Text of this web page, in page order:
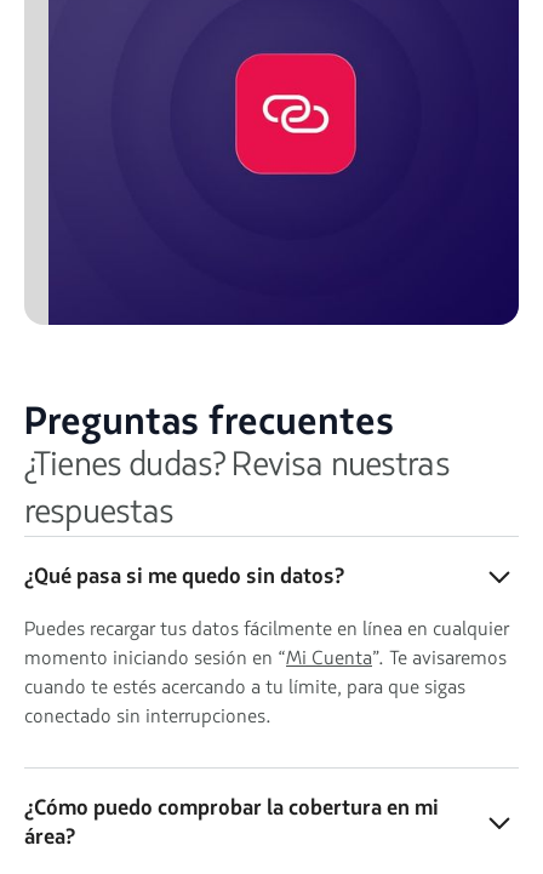
Preguntas frecuentes
¿Tienes dudas? Revisa nuestras
respuestas
¿Qué pasa si me quedo sin datos?
Puedes recargar tus datos fácilmente en línea en cualquier
momento iniciando sesión en “Mi Cuenta”. Te avisaremos
cuando te estés acercando a tu límite, para que sigas
conectado sin interrupciones.
¿Cómo puedo comprobar la cobertura en mi
área?